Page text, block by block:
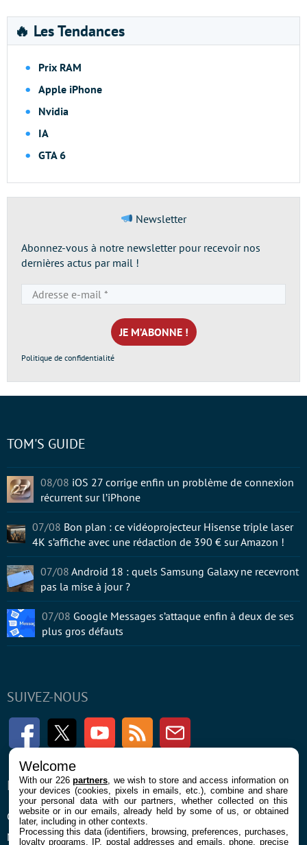
🔥 Les Tendances
Prix RAM
Apple iPhone
Nvidia
IA
GTA 6
Newsletter
Abonnez-vous à notre newsletter pour recevoir nos
dernières actus par mail !
e-
mail
*
Politique de confidentialité
SUIVEZ-NOUS
FacebookTwitter Youtube RSS Newsletter
ENTREPRISE
Confidentialité et Cookies
Mentions légales et CGU
À PROPOS
Contact
TOM'S GUIDE
08/08 iOS 27 corrige enfin un problème de connexion
récurrent sur l’iPhone
07/08 Bon plan : ce vidéoprojecteur Hisense triple laser
4K s’affiche avec une rédaction de 390 € sur Amazon !
07/08 Android 18 : quels Samsung Galaxy ne recevront
pas la mise à jour ?
07/08 Google Messages s’attaque enfin à deux de ses
plus gros défauts
Welcome
With our 226partners , we wish to store and access information on
your devices (cookies, pixels in emails, etc.), combine and share
your personal data with our partners, whether collected on this
website or in our emails, already held by some of us, or obtained
later, including in other contexts.
Processing this data (identifiers, browsing, preferences, purchases,
loyalty programs, IP, postal addresses and emails, phone, precise